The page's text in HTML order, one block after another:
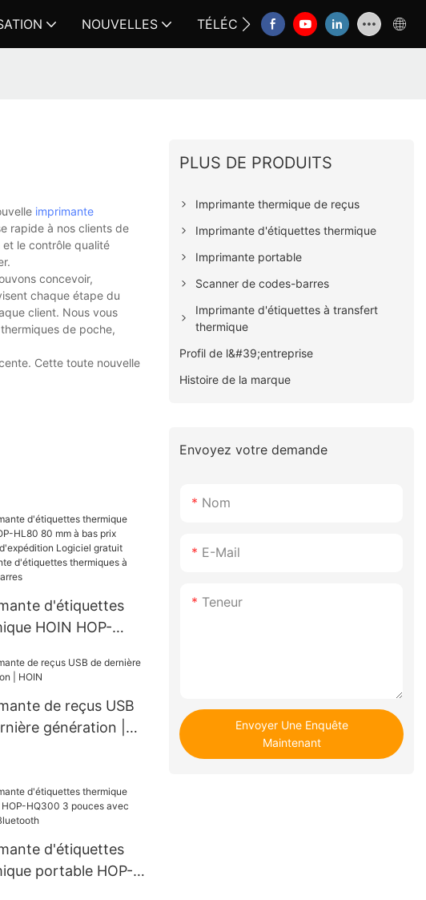
NOUVELLES TÉLÉCHARGER CONTACTEZ-
imprimante
rapide à nos clients de
le contrôle qualité
concevoir,
chaque étape du
client. Nous vous
de poche,
Cette toute nouvelle
d'étiquettes
HOIN HOP-
d'expédition
thermiques à
barres
de reçus USB
génération |
d'étiquettes
portable HOP-
PLUS DE PRODUITS
Imprimante thermique de reçus
Imprimante d'étiquettes thermique
Imprimante portable
Scanner de codes-barres
Imprimante d'étiquettes à transfert
thermique
Profil de l&#39;entreprise
Histoire de la marque
Envoyez votre demande
Nom
E-Mail
Teneur
Envoyer Une Enquête
Maintenant